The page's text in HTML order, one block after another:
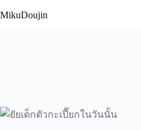
to
MikuDoujin